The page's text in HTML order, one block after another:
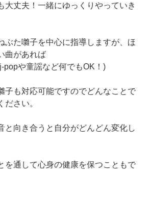
大丈夫！一緒にゆっくりやっていき
ぶた囃子を中心に指導しますが、ほ
曲があれば
popや童謡など何でもOK！)
子も対応可能ですのでどんなことで
ださい。
と向き合うと自分がどんどん変化し
を通して心身の健康を保つこともで